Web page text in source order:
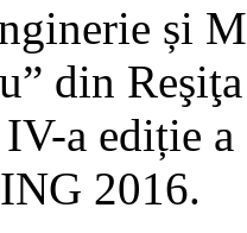
și
din
IV-a ediție
2016.